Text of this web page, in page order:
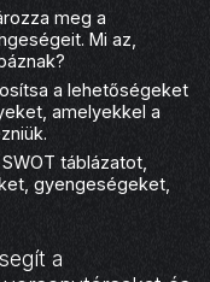
meg a
Mi az,
a lehetőségeket
amelyekkel a
táblázatot,
gyengeségeket,
a